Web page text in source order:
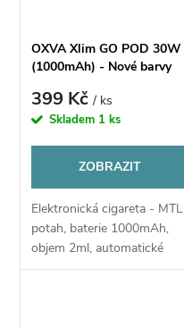
OXVA Xlim GO POD 30W
(1000mAh) - Nové barvy
399 Kč/ ks
Skladem 1 ks
ZOBRAZIT
Elektronická cigareta - MTL
potah, baterie 1000mAh,
objem 2ml, automatické
spínání, automatický výkon